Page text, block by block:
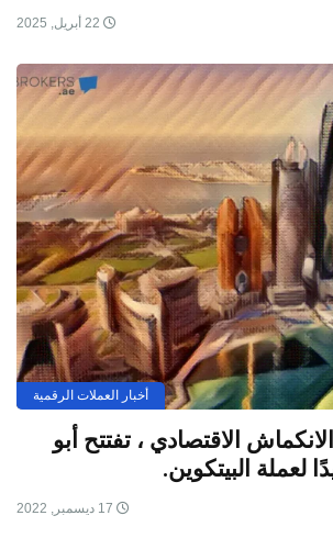
أخبار العملات الرقمية
الاقتصادي ، تفتتح أبو
لعملة البيتكوين.